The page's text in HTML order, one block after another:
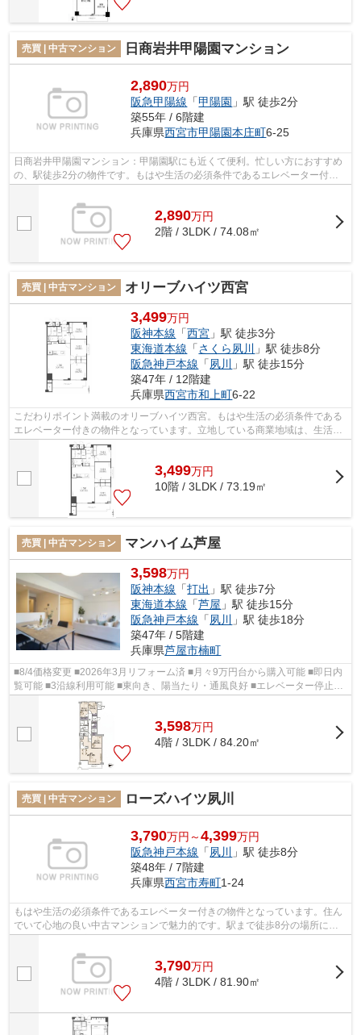
売買 | 中古マンション 日商岩井甲陽園マンション
2,890万円
阪急甲陽線 「甲陽園 」駅 徒歩2分
築55年 / 6階建
兵庫県西宮市甲陽園本庄町6-25
日商岩井甲陽園マンション：甲陽園駅にも近くて便利。忙しい方におすすめ
の、駅徒歩2分の物件です。もはや生活の必須条件であるエレベーター付き
の物件となっています。中古マンション...
2,890万円
2階 / 3LDK / 74.08㎡
売買 | 中古マンション オリーブハイツ西宮
3,499万円
阪神本線 「西宮 」駅 徒歩3分
東海道本線 「さくら夙川
」駅 徒歩8分
阪急神戸本線 「夙川
」駅 徒歩15分
築47年 / 12階建
兵庫県西宮市和上町6-22
こだわりポイント満載のオリーブハイツ西宮。もはや生活の必須条件である
エレベーター付きの物件となっています。立地している商業地域は、生活に
必要なスーパー、銀行等が近くにあり...
3,499万円
10階 / 3LDK / 73.19㎡
売買 | 中古マンション マンハイム芦屋
3,598万円
阪神本線 「打出 」駅 徒歩7分
東海道本線 「芦屋 」駅 徒歩15分
阪急神戸本線 「夙川
」駅 徒歩18分
築47年 / 5階建
兵庫県芦屋市楠町
■8/4価格変更 ■2026年3月リフォーム済 ■月々9万円台から購入可能 ■即日内
覧可能 ■3沿線利用可能 ■東向き、陽当たり・通風良好 ■エレベーター停止階
■リビングにエアコン設置 ■トラ...
3,598万円
4階 / 3LDK / 84.20㎡
売買 | 中古マンション ローズハイツ夙川
3,790万円～4,399万円
阪急神戸本線 「夙川
」駅 徒歩8分
築48年 / 7階建
兵庫県西宮市寿町1-24
もはや生活の必須条件であるエレベーター付きの物件となっています。住ん
でいて心地の良い中古マンションで魅力的です。駅まで徒歩8分の場所にあ
3,790万円
4階 / 3LDK / 81.90㎡